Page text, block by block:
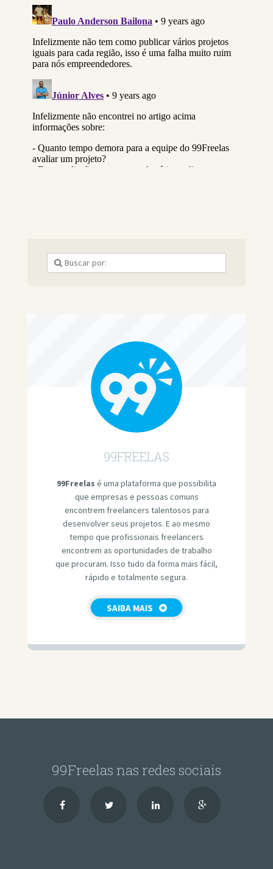
99FREELAS
99Freelas é uma plataforma que possibilita
que empresas e pessoas comuns
encontrem freelancers talentosos para
desenvolver seus projetos. E ao mesmo
tempo que profissionais freelancers
encontrem as oportunidades de trabalho
que procuram. Isso tudo da forma mais fácil,
rápido e totalmente segura.
SAIBA MAIS
99Freelas nas redes sociais